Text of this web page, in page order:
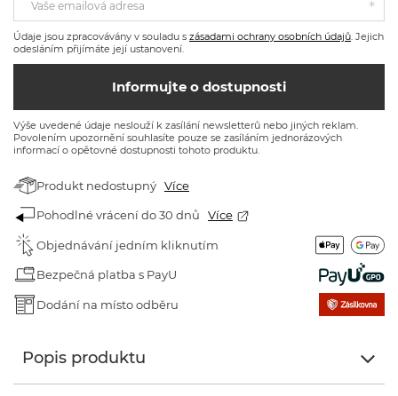
Vaše emailová adresa
Údaje jsou zpracovávány v souladu s zásadami ochrany osobních údajů . Jejich
odesláním přijímáte její ustanovení.
Informujte o dostupnosti
Výše uvedené údaje neslouží k zasílání newsletterů nebo jiných reklam.
Povolením upozornění souhlasíte pouze se zasíláním jednorázových
informací o opětovné dostupnosti tohoto produktu.
Produkt nedostupný Více
Pohodlné vrácení do 30 dnů Více
Objednávání jedním kliknutím
Bezpečná platba s PayU
Dodání na místo odběru
Popis produktu